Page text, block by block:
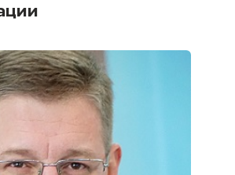
для слабовидящих